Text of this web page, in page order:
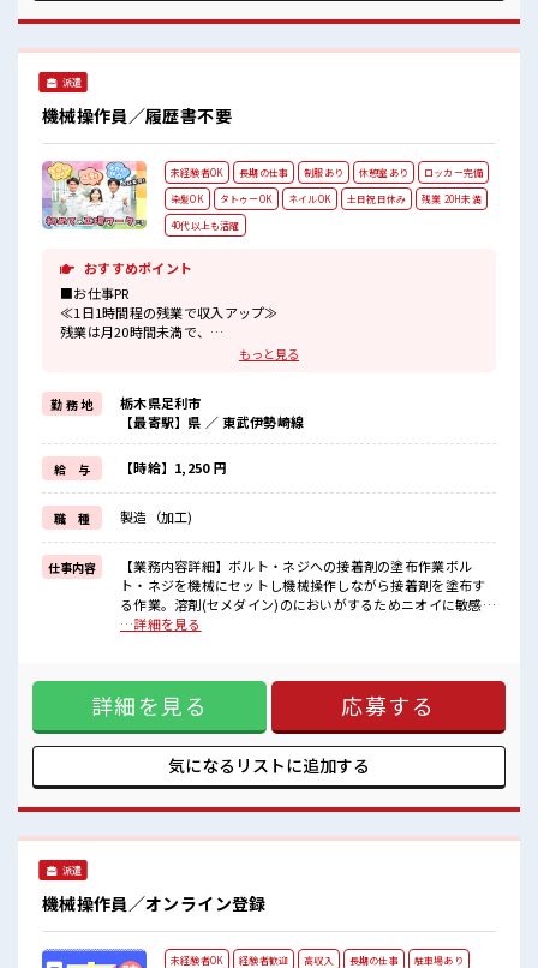
る先輩がしっかりサポートしてくれるから安心です★ ■職場
の雰囲気 長期でじっくり働けます♪ 男性スタッフさん多数カ
スタッフさんもカツヤク中です！ #ryo
派遣
機械操作員／履歴書不要
未経験者OK 長期の仕事 制服あり 休憩室あり
ロッカー完備
染髪OK
タトゥーOK ネイルOK 土日祝日休み
残業 20H未満
40代以上も活躍
おすすめポイント
■お仕事PR
≪1日1時間程の残業で収入アップ≫
残業は月20時間未満で、
家族や友人と一緒にプライベート満喫！
≪ヘアカラーOKで自由な雰囲気の職場≫
明るすぎたり奇抜でなければ基本的に自由！
(規定有)≪動きやすい制服アリ≫
制服があるので、
毎日の服装の悩み解消♪
≪初めての仕事だけど自分にもできそう≫
新しいことにチャレンジするのは不安だけど、
しっかり働く環境が整っています！
イチからスキルUP・ステップUP目指していきましょう！
■職場の雰囲気
髪型・髪色自由♪
休憩室で楽しくおしゃべり！
ストレス解消☆
ホドよく残業があるのでホドよく働きたい方にオススメ！
もっと見る
勤 務 地
栃木県足利市
【最寄駅】県 ／ 東武伊勢崎線
給 与 【時給】1,250 円
職 種 製造（加工)
仕事内容
【業務内容詳細】ボルト・ネジへの接着剤の塗布作業ボル
ト・ネジを機械にセットし機械操作しながら接着剤を塗布す
る作業。溶剤(セメダイン)のにおいがするためニオイに敏感だ
と難しい。【取扱製品情報】ボルト、ネジ ■お仕事PR ≪1日1
イベート満喫！ ≪ヘアカラーOKで自由な雰囲気の職場≫ 明
るすぎたり奇抜でなければ基本的に自由！ (規定有)≪動きや
すい制服アリ≫ 制服があるので、 毎日の服装の悩み解消♪ ≪
初めての仕事だけど自分にもできそう≫ 新しいことにチャレ
ンジするのは不安だけど、 しっかり働く環境が整っていま
す！ イチからスキルUP・ステップUP目指していきましょ
だから、 モチベーションもUP！ 休憩室で楽しくおしゃべり！
ストレス解消☆ ホドよく残業があるのでホドよく働きたい方
…詳細を見る
詳細を見る 応募する
気になるリストに追加する
派遣
機械操作員／オンライン登録
未経験者OK 経験者歓迎 高収入 長期の仕事
駐車場あり